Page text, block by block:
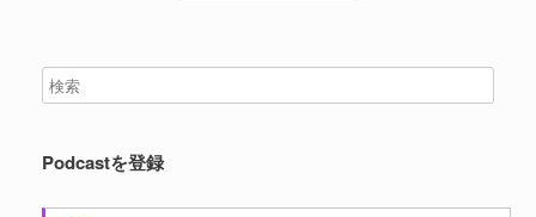
Podcastを登録